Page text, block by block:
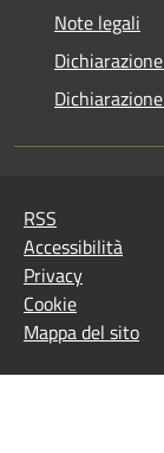
Note legali
RSS
Accessibilità
Privacy
Cookie
Mappa del sito